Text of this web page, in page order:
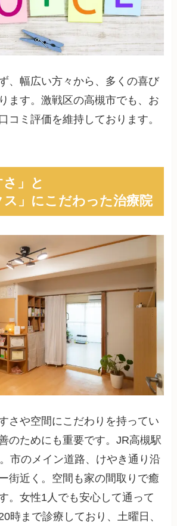
、幅広い方々から、多くの喜び
ます。激戦区の高槻市でも、お
コミ評価を維持しております。
さ」と
ス」にこだわった治療院
さや空間にこだわりを持ってい
のためにも重要です。JR高槻駅
市のメイン道路、けやき通り沿
街近く。空間も家の間取りで癒
。女性1人でも安心して通って
時まで診療しており、土曜日、